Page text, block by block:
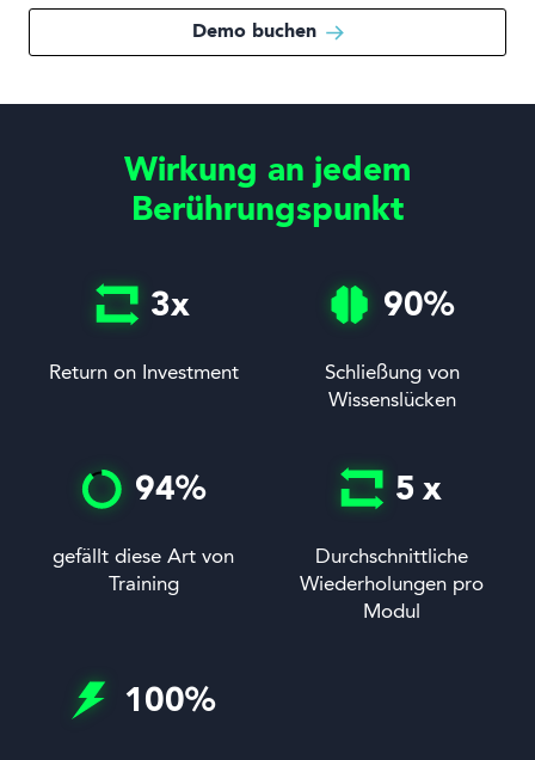
Demo buchen
Wirkung an jedem
Berührungspunkt
3x
Return on Investment
90%
Schließung von
Wissenslücken
94%
gefällt diese Art von
Training
5 x
Durchschnittliche
Wiederholungen pro
Modul
100%